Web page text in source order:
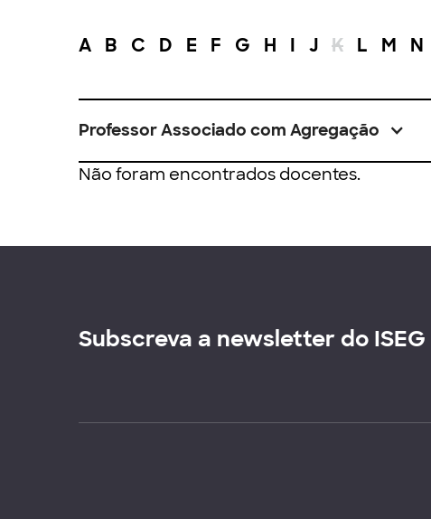
A B C D E F G H I J K L M N
Professor Associado com Agregação
Não foram encontrados docentes.
Subscreva a newsletter do ISEG